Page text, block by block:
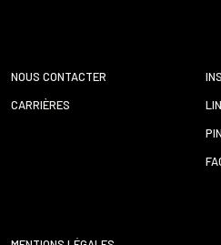
NOUS CONTACTER
CARRIÈRES